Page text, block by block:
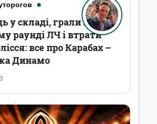
у складі, грали в
раунді ЛЧ і втрати
все про Карабах –
Динамо